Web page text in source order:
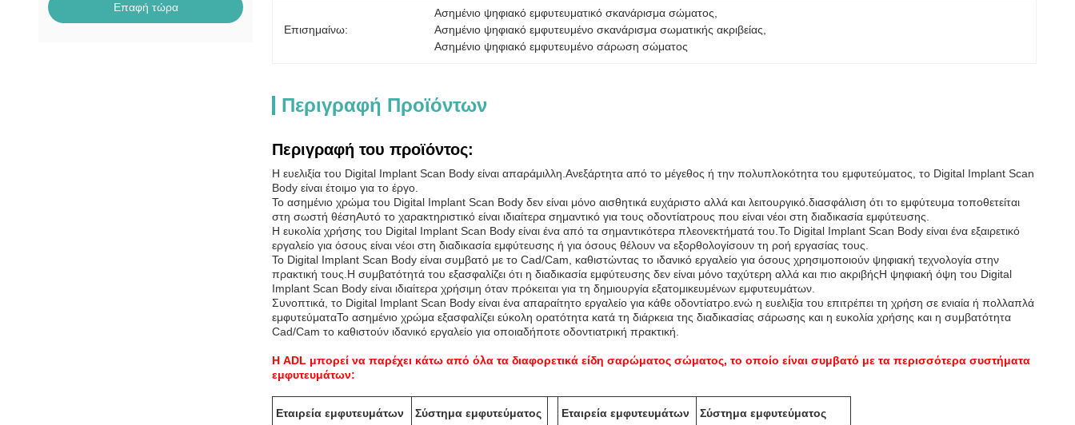
Επαφή τώρα
Επισημαίνω:
Ασημένιο ψηφιακό εμφυτευματικό σκανάρισμα σώματος
Ασημένιο ψηφιακό εμφυτευμένο σκανάρισμα σωματικής ακριβείας
Ασημένιο ψηφιακό εμφυτευμένο σάρωση σώματος
Περιγραφή Προϊόντων
Περιγραφή του προϊόντος:
Η ευελιξία του Digital Implant Scan Body είναι απαράμιλλη.Ανεξάρτητα από το μέγεθος ή την πολυπλοκότητα του εμφυτεύματος, το Digital Implant Scan
Body είναι έτοιμο για το έργο.
Το ασημένιο χρώμα του Digital Implant Scan Body δεν είναι μόνο αισθητικά ευχάριστο αλλά και λειτουργικό.διασφάλιση ότι το εμφύτευμα τοποθετείται
στη σωστή θέσηΑυτό το χαρακτηριστικό είναι ιδιαίτερα σημαντικό για τους οδοντίατρους που είναι νέοι στη διαδικασία εμφύτευσης.
Η ευκολία χρήσης του Digital Implant Scan Body είναι ένα από τα σημαντικότερα πλεονεκτήματά του.Το Digital Implant Scan Body είναι ένα εξαιρετικό
εργαλείο για όσους είναι νέοι στη διαδικασία εμφύτευσης ή για όσους θέλουν να εξορθολογίσουν τη ροή εργασίας τους.
Το Digital Implant Scan Body είναι συμβατό με το Cad/Cam, καθιστώντας το ιδανικό εργαλείο για όσους χρησιμοποιούν ψηφιακή τεχνολογία στην
πρακτική τους.Η συμβατότητά του εξασφαλίζει ότι η διαδικασία εμφύτευσης δεν είναι μόνο ταχύτερη αλλά και πιο ακριβήςΗ ψηφιακή όψη του Digital
Implant Scan Body είναι ιδιαίτερα χρήσιμη όταν πρόκειται για τη δημιουργία εξατομικευμένων εμφυτευμάτων.
Συνοπτικά, το Digital Implant Scan Body είναι ένα απαραίτητο εργαλείο για κάθε οδοντίατρο.ενώ η ευελιξία του επιτρέπει τη χρήση σε ενιαία ή πολλαπλά
εμφυτεύματαΤο ασημένιο χρώμα εξασφαλίζει εύκολη ορατότητα κατά τη διάρκεια της διαδικασίας σάρωσης και η ευκολία χρήσης και η συμβατότητα
Cad/Cam το καθιστούν ιδανικό εργαλείο για οποιαδήποτε οδοντιατρική πρακτική.
Η ADL μπορεί να παρέχει κάτω από όλα τα διαφορετικά είδη σαρώματος σώματος, το οποίο είναι συμβατό με τα περισσότερα συστήματα
εμφυτευμάτων:
Εταιρεία εμφυτευμάτων Σύστημα εμφυτεύματος Εταιρεία εμφυτευμάτων Σύστημα εμφυτεύματος